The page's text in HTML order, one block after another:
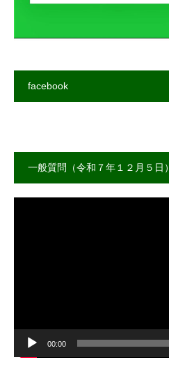
facebook
一般質問（令和７年１２月５日）
動
00:00